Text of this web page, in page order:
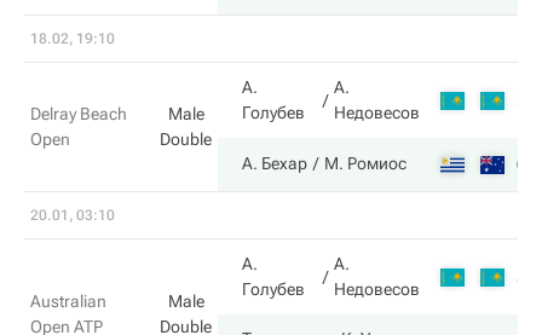
18.02, 19:10
Delray Beach
Open
Male
Double
А.
Голубев
А.
Недовесов
2
А. Бехар М. Ромиос 6
20.01, 03:10
Australian
Open ATP
Male
Double
А.
Голубев
А.
Недовесов
3